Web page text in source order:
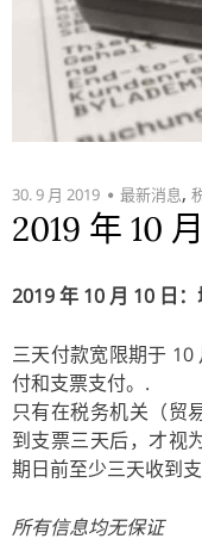
30. 9 月 2019 最新消息,
2019 年 10
2019 年 10 月 10 日
三天付款宽限期于
付和支票支付。.
只有在税务机关（贸
到支票三天后，才视
期日前至少三天收到
所有信息均无保证